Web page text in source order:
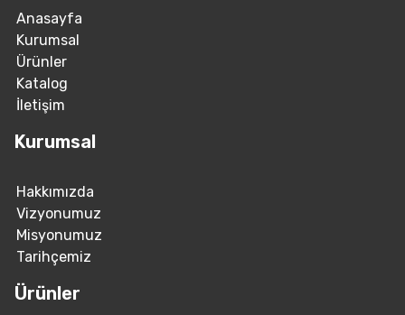
Anasayfa
Kurumsal
Ürünler
Katalog
İletişim
Kurumsal
Hakkımızda
Vizyonumuz
Misyonumuz
Tarihçemiz
Ürünler